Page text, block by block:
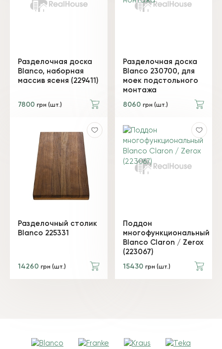
Разделочная доска
Blanco, наборная
массив ясеня (229411)
7800 грн (шт.)
Разделочная доска
Blanco 230700, для
моек подстольного
монтажа
8060 грн (шт.)
Разделочный столик
Blanco 225331
14260 грн (шт.)
Поддон
многофункциональный
Blanco Claron / Zerox
(223067)
15430 грн (шт.)